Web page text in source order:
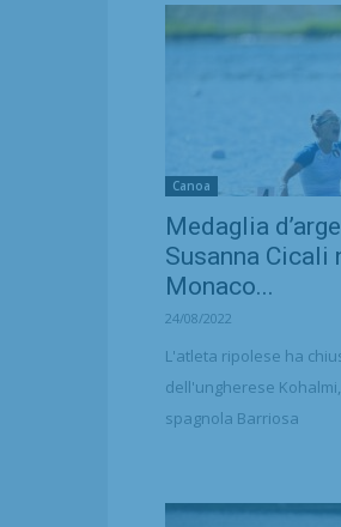
Canoa
Medaglia
Susanna Cicali
Monaco...
24/08/2022
L'atleta ripolese ha
dell'ungherese
spagnola Barriosa